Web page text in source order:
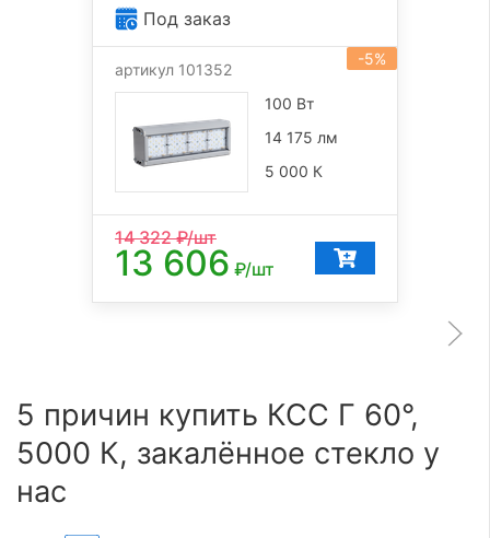
Под заказ
-5%
артикул 101352
100 Вт
14 175 лм
5 000 К
14 322₽/шт
13 606 ₽/шт
5 причин купить КСС Г 60°,
5000 К, закалённое стекло у
нас